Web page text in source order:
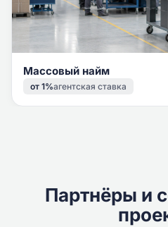
Массовый найм
от 1%агентская ставка
Партнёры и